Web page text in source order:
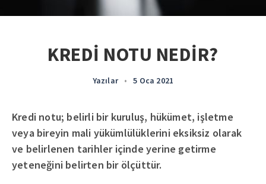
KREDİ NOTU NEDİR?
Yazılar • 5 Oca 2021
Kredi notu; belirli bir kuruluş, hükümet, işletme
veya bireyin mali yükümlülüklerini eksiksiz olarak
ve belirlenen tarihler içinde yerine getirme
yeteneğini belirten bir ölçüttür.